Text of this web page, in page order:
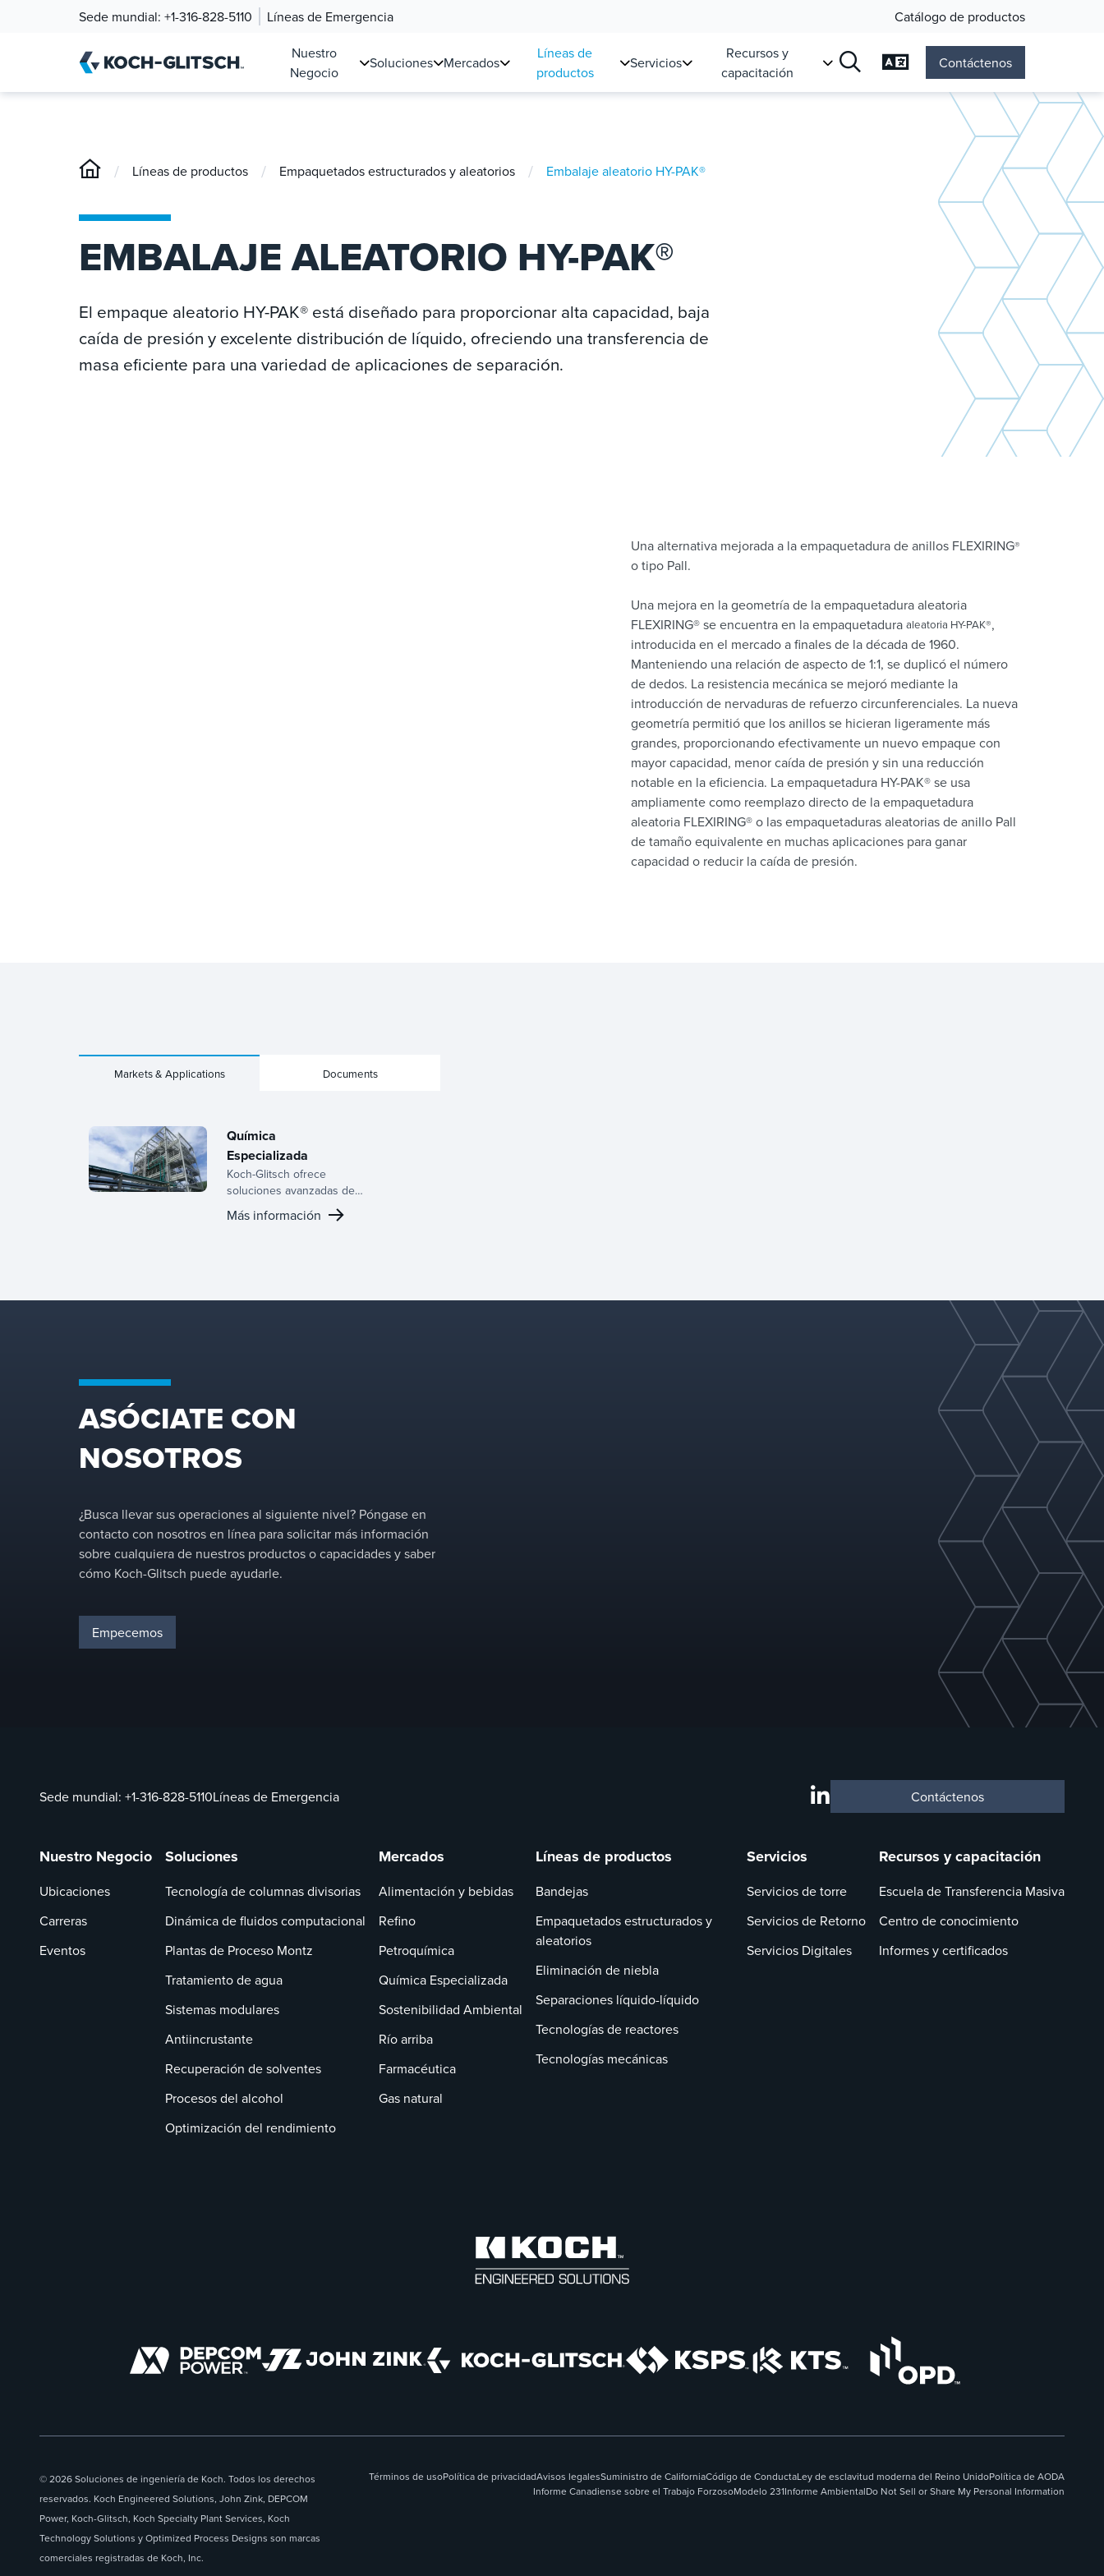
Sede mundial: +1-316-828-5110 Líneas de Emergencia
Catálogo de productos
Nuestro
Negocio
Soluciones Mercados
Líneas de
productos
Servicios
Recursos y
capacitación
Cambiar el idioma
Contáctenos
/ Líneas de productos / Empaquetados estructurados y aleatorios / Embalaje aleatorio HY-PAK®
EMBALAJE ALEATORIO HY-PAK®
El empaque aleatorio HY-PAK® está diseñado para proporcionar alta capacidad, baja
caída de presión y excelente distribución de líquido, ofreciendo una transferencia de
masa eficiente para una variedad de aplicaciones de separación.
Una alternativa mejorada a la empaquetadura de anillos FLEXIRING®
o tipo Pall.
Una mejora en la geometría de la empaquetadura aleatoria
FLEXIRING® se encuentra en la empaquetadura aleatoria HY-PAK®,
introducida en el mercado a finales de la década de 1960.
Manteniendo una relación de aspecto de 1:1, se duplicó el número
de dedos. La resistencia mecánica se mejoró mediante la
introducción de nervaduras de refuerzo circunferenciales. La nueva
geometría permitió que los anillos se hicieran ligeramente más
grandes, proporcionando efectivamente un nuevo empaque con
mayor capacidad, menor caída de presión y sin una reducción
notable en la eficiencia. La empaquetadura HY-PAK® se usa
ampliamente como reemplazo directo de la empaquetadura
aleatoria FLEXIRING® o las empaquetaduras aleatorias de anillo Pall
de tamaño equivalente en muchas aplicaciones para ganar
capacidad o reducir la caída de presión.
Markets & Applications Documents
Química
Especializada
Koch-Glitsch ofrece
soluciones avanzadas de
transferencia de masa y
separación de fases para
rendimiento operativo.
Más información
ASÓCIATE CON
NOSOTROS
¿Busca llevar sus operaciones al siguiente nivel? Póngase en
contacto con nosotros en línea para solicitar más información
sobre cualquiera de nuestros productos o capacidades y saber
cómo Koch-Glitsch puede ayudarle.
Empecemos
Sede mundial: +1-316-828-5110Líneas de Emergencia Contáctenos
Nuestro Negocio
Ubicaciones
Carreras
Eventos
Soluciones
Tecnología de columnas divisorias
Dinámica de fluidos computacional
Plantas de Proceso Montz
Tratamiento de agua
Sistemas modulares
Antiincrustante
Recuperación de solventes
Procesos del alcohol
Optimización del rendimiento
Mercados
Alimentación y bebidas
Refino
Petroquímica
Química Especializada
Sostenibilidad Ambiental
Río arriba
Farmacéutica
Gas natural
Líneas de productos
Bandejas
Empaquetados estructurados y
aleatorios
Eliminación de niebla
Separaciones líquido-líquido
Tecnologías de reactores
Tecnologías mecánicas
Servicios
Servicios de torre
Servicios de Retorno
Servicios Digitales
Recursos y capacitación
Escuela de Transferencia Masiva
Centro de conocimiento
Informes y certificados
© 2026 Soluciones de ingeniería de Koch. Todos los derechos
reservados. Koch Engineered Solutions, John Zink, DEPCOM
Power, Koch-Glitsch, Koch Specialty Plant Services, Koch
Technology Solutions y Optimized Process Designs son marcas
comerciales registradas de Koch, Inc.
Términos de usoPolítica de privacidadAvisos legalesSuministro de CaliforniaCódigo de ConductaLey de esclavitud moderna del Reino UnidoPolítica de AODA
Informe Canadiense sobre el Trabajo ForzosoModelo 231Informe AmbientalDo Not Sell or Share My Personal Information